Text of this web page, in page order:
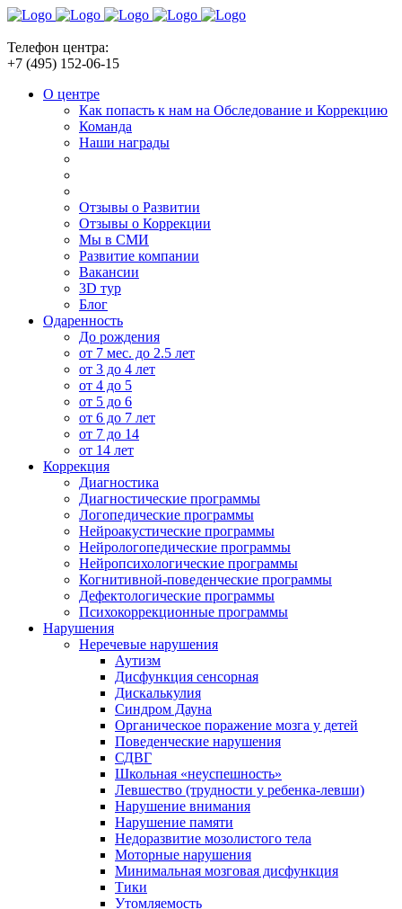
Телефон центра:
+7 (495) 152-06-15
О центре
Как попасть к нам на Обследование и Коррекцию
Команда
Наши награды
Отзывы о Развитии
Отзывы о Коррекции
Мы в СМИ
Развитие компании
Вакансии
3D тур
Блог
Одаренность
До рождения
от 7 мес. до 2.5 лет
от 3 до 4 лет
от 4 до 5
от 5 до 6
от 6 до 7 лет
от 7 до 14
от 14 лет
Коррекция
Диагностика
Диагностические программы
Логопедические программы
Нейроакустические программы
Нейрологопедические программы
Нейропсихологические программы
Когнитивной-поведенческие программы
Дефектологические программы
Психокоррекционные программы
Нарушения
Неречевые нарушения
Аутизм
Дисфункция сенсорная
Дискалькулия
Синдром Дауна
Органическое поражение мозга у детей
Поведенческие нарушения
СДВГ
Школьная «неуспешность»
Левшество (трудности у ребенка-левши)
Нарушение внимания
Нарушение памяти
Недоразвитие мозолистого тела
Моторные нарушения
Минимальная мозговая дисфункция
Тики
Утомляемость